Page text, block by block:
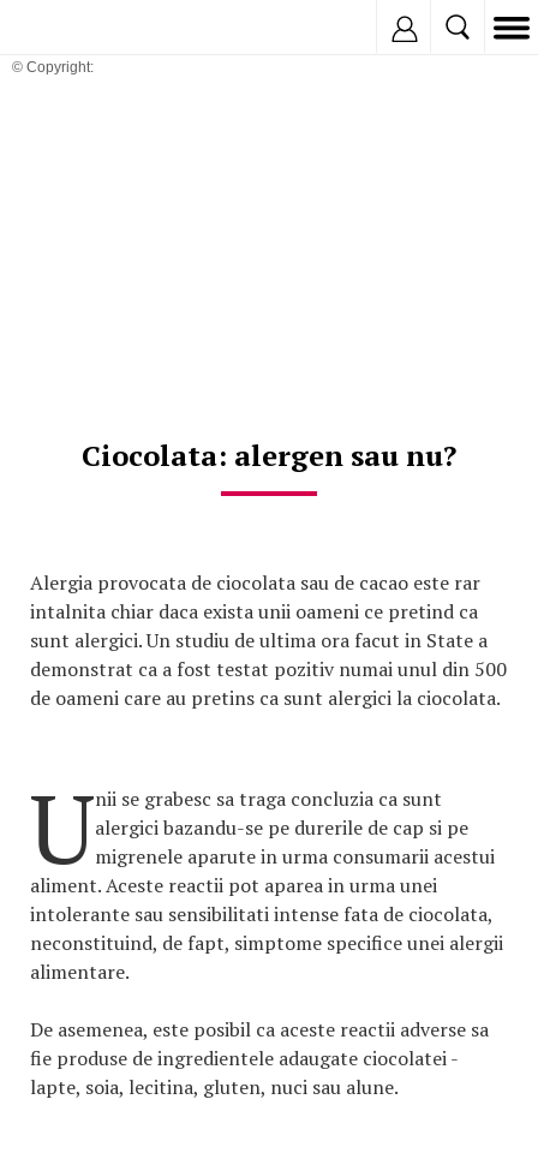
© Copyright:
Ciocolata: alergen sau nu?
Alergia provocata de ciocolata sau de cacao este rar
intalnita chiar daca exista unii oameni ce pretind ca
sunt alergici. Un studiu de ultima ora facut in State a
demonstrat ca a fost testat pozitiv numai unul din 500
de oameni care au pretins ca sunt alergici la ciocolata.
Unii se grabesc sa traga concluzia ca sunt
alergici bazandu-se pe durerile de cap si pe
migrenele aparute in urma consumarii acestui
aliment. Aceste reactii pot aparea in urma unei
intolerante sau sensibilitati intense fata de ciocolata,
neconstituind, de fapt, simptome specifice unei alergii
alimentare.
De asemenea, este posibil ca aceste reactii adverse sa
fie produse de ingredientele adaugate ciocolatei -
lapte, soia, lecitina, gluten, nuci sau alune.